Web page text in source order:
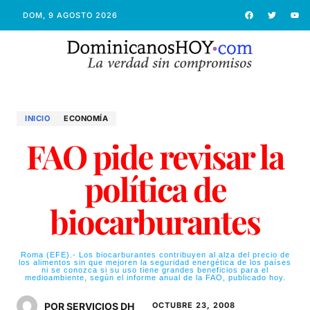
DOM, 9 AGOSTO 2026
INICIO ECONOMÍ­A
FAO pide revisar la
política de
biocarburantes
Roma (EFE).- Los biocarburantes contribuyen al alza del precio de
los alimentos sin que mejoren la seguridad energética de los países
ni se conozca si su uso tiene grandes beneficios para el
medioambiente, según el informe anual de la FAO, publicado hoy.
POR SERVICIOS DH OCTUBRE 23, 2008